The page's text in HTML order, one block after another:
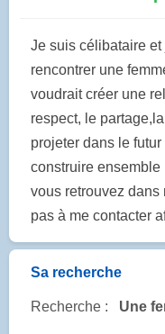
Je suis célibataire
rencontrer une
voudrait créer une
respect, le
projeter dans le
construire ensemble
vous retrouvez dans
pas à me contacter
Sa recherche
Recherche : Une